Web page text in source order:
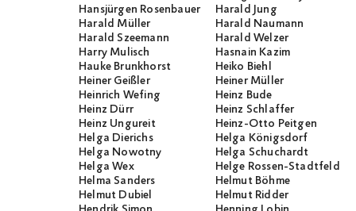
Hansjürgen Rosenbauer
Harald Jung
Harald Müller
Harald Naumann
Harald Szeemann
Harald Welzer
Harry Mulisch
Hasnain Kazim
Hauke Brunkhorst
Heiko Biehl
Heiner Geißler
Heiner Müller
Heinrich Wefing
Heinz Bude
Heinz Dürr
Heinz Schlaffer
Heinz Ungureit
Heinz-Otto Peitgen
Helga Dierichs
Helga Königsdorf
Helga Nowotny
Helga Schuchardt
Helga Wex
Helge Rossen-Stadtfeld
Helma Sanders
Helmut Böhme
Helmut Dubiel
Helmut Ridder